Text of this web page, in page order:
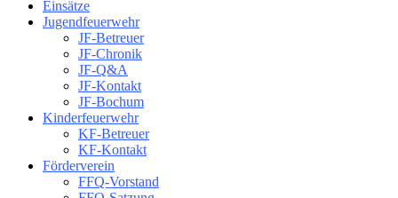
Einsätze
Jugendfeuerwehr
JF-Betreuer
JF-Chronik
JF-Q&A
JF-Kontakt
JF-Bochum
Kinderfeuerwehr
KF-Betreuer
KF-Kontakt
Förderverein
FFQ-Vorstand